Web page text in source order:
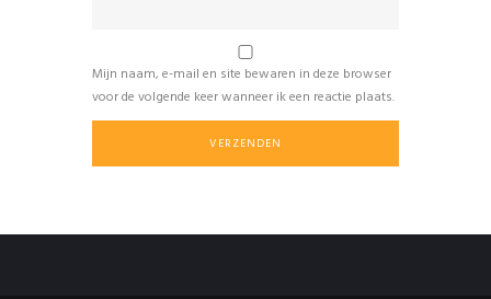
Mijn naam, e-mail en site bewaren in deze browser
voor de volgende keer wanneer ik een reactie plaats.